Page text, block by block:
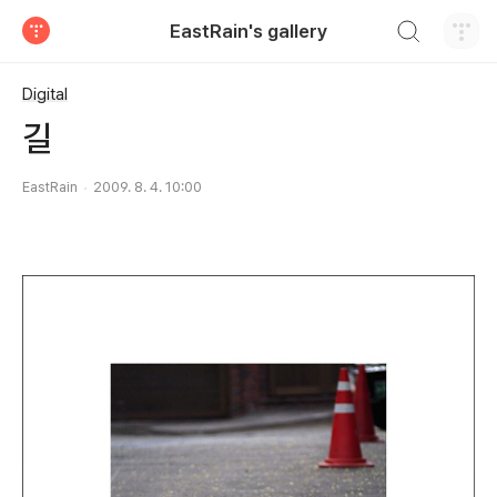
EastRain's gallery
Digital
길
EastRain 2009. 8. 4. 10:00